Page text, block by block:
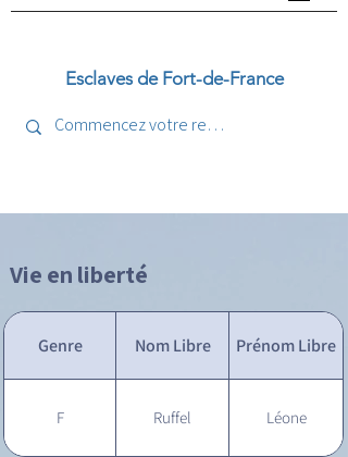
Esclaves de Fort-de-France
Vie en liberté
Genre Nom Libre Prénom Libre
F Ruffel Léone